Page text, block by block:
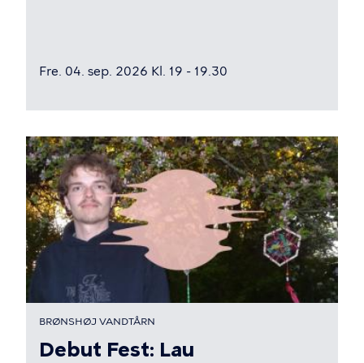
Fre. 04. sep. 2026 Kl. 19 - 19.30
BRØNSHØJ VANDTÅRN
Debut Fest: Lau